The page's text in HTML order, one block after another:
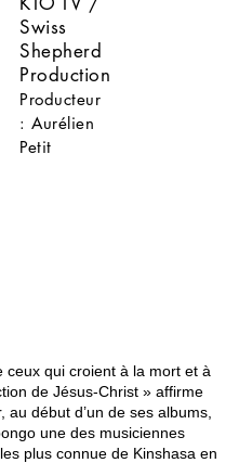
Swiss
Shepherd
Production
Producteur
: Aurélien
Petit
ceux qui croient à la mort et à
de Jésus-Christ » affirme
au début d’un de ses albums,
une des musiciennes
plus connue de Kinshasa en